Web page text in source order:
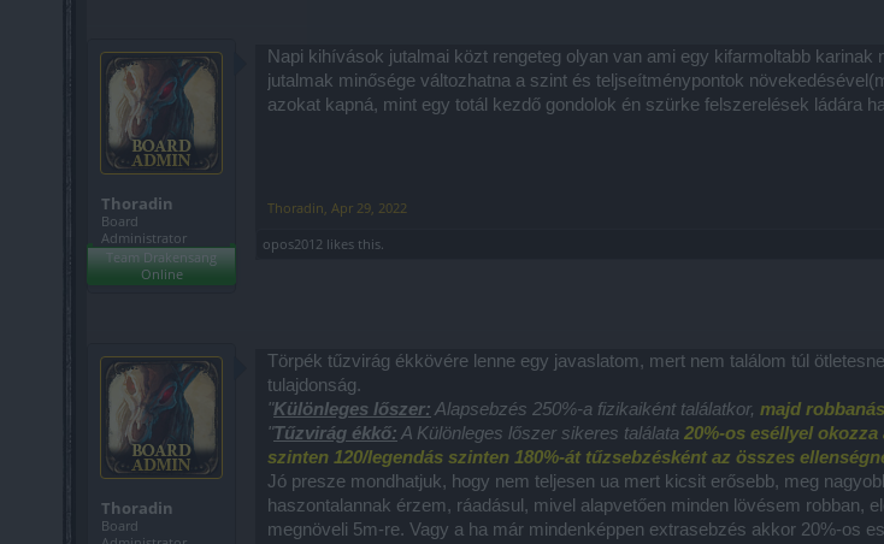
Thoradin
Board
Administrator
Team Drakensang
Online
Napi kihívások jutalmai közt rengeteg olyan van ami egy kifarmoltabb
jutalmak minősége változhatna a szint és teljseítménypontok
azokat kapná, mint egy totál kezdő gondolok én szürke felszerelések ládára
Thoradin Apr 29, 2022
opos2012 likes this.
Thoradin
Board
Törpék tűzvirág ékkövére lenne egy javaslatom, mert nem találom túl
tulajdonság.
"Különleges lőszer: Alapsebzés 250%-a fizikaiként találatkor, majd
"Tűzvirág ékkő: A Különleges lőszer sikeres találata 20%-os eséllyel
szinten 120/legendás szinten 180%-át tűzsebzésként az összes
Jó presze mondhatjuk, hogy nem teljesen ua mert kicsit erősebb, meg
haszontalannak érzem, ráadásul, mivel alapvetően minden lövésem robban,
megnöveli 5m-re. Vagy a ha már mindenképpen extrasebzés akkor 20%-os